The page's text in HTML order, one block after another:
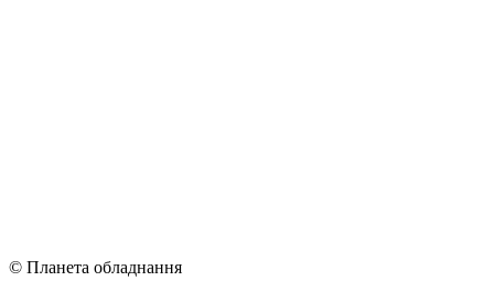
© Планета обладнання